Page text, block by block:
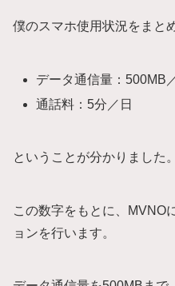
僕のスマホ使用状況をまと
データ通信量：500MB
通話料：5分／日
ということが分かりました。
この数字をもとに、MVNO
ョンを行います。